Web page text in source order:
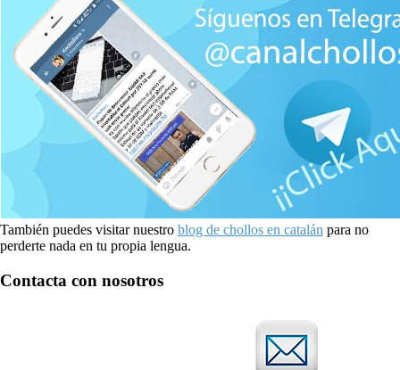
También puedes visitar nuestro blog de chollos en catalán para no
perderte nada en tu propia lengua.
Contacta con nosotros